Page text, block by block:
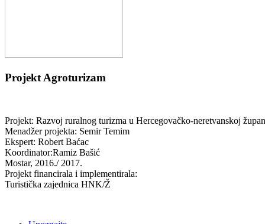
Projekt Agroturizam
Projekt: Razvoj ruralnog turizma u Hercegovačko-neretvanskoj
Menadžer projekta: Semir Temim
Ekspert: Robert Baćac
Koordinator:Ramiz Bašić
Mostar, 2016./ 2017.
Projekt financirala i implementirala:
Turistička zajednica HNK/Ž